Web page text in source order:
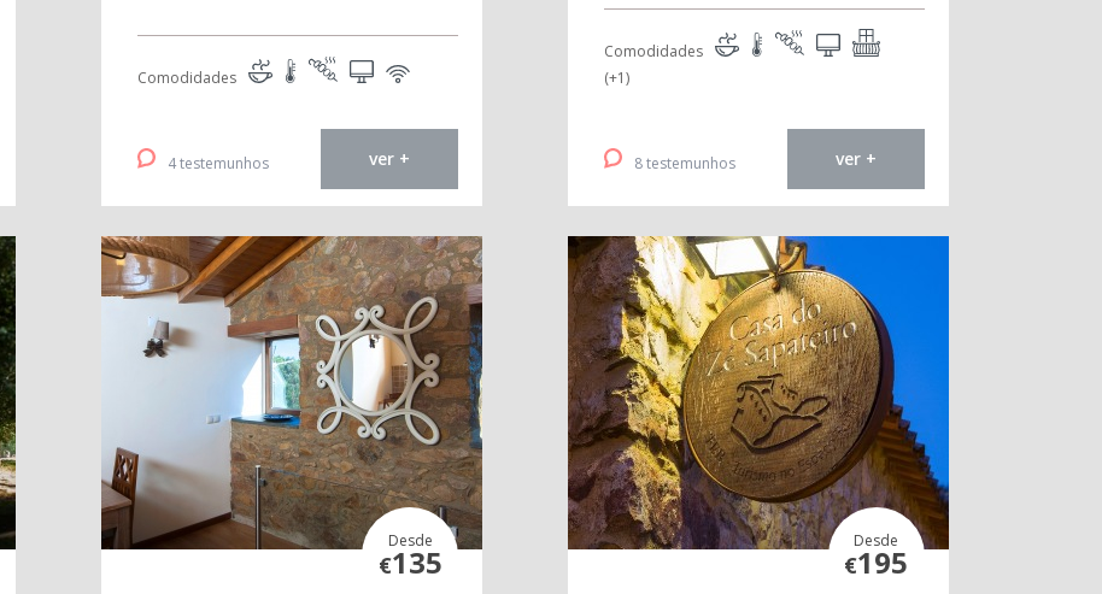
Comodidades
4 testemunhos ver +
Comodidades
(+1)
8 testemunhos ver +
Desde
€135
Desde
€195